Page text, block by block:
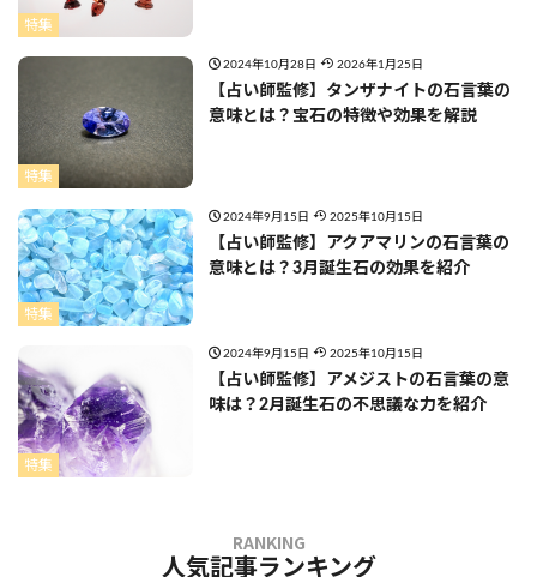
特集
特集
2024年10月28日 2026年1月25日
【占い師監修】タンザナイトの石言葉の
意味とは？宝石の特徴や効果を解説
特集
2024年9月15日 2025年10月15日
【占い師監修】アクアマリンの石言葉の
意味とは？3月誕生石の効果を紹介
特集
2024年9月15日 2025年10月15日
【占い師監修】アメジストの石言葉の意
味は？2月誕生石の不思議な力を紹介
人気記事ランキング